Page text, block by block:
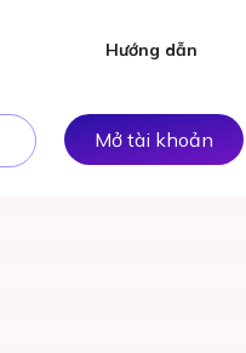
Hướng dẫn
Mở tài khoản